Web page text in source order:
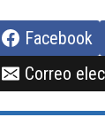
Facebook
Correo